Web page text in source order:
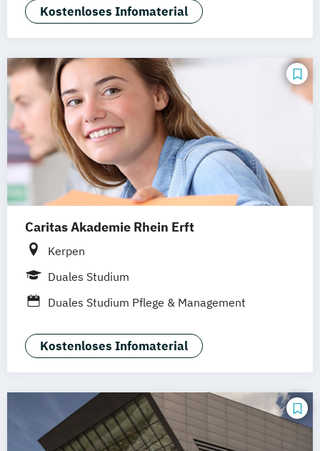
Berufspädagogik & Management
Gerontologie - Kompetenzen für das
Gesundheitstechnologie-Management
Gesundheitsökonomie
Health Economics & Management
Health Management
Management von Altenpflegeeinrichtungen
Pflegemanagement Praxismanagement
Prozess- und Qualitätsmanagement
Public Health Sozialmanagement
Theoriegeleitete Pflege
Kostenloses Infomaterial
Caritas Akademie Rhein Erft
Kerpen
Duales Studium
Duales Studium Pflege & Management
(m/w/d)
Kostenloses Infomaterial